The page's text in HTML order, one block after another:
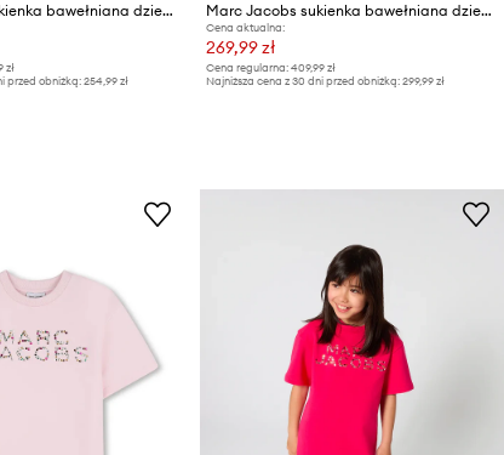
Marc Jacobs sukienka bawełniana dziecięca
zł
przed obniżką: 254,99 zł
Marc Jacobs sukienka bawełniana dziecięca
Cena aktualna:
269,99 zł
Cena regularna: 409,99 zł
Najniższa cena z 30 dni przed obniżką: 299,99 zł